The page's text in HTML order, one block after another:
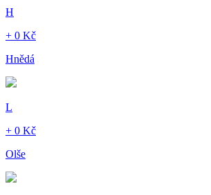
H
+ 0 Kč
Hnědá
L
+ 0 Kč
Olše